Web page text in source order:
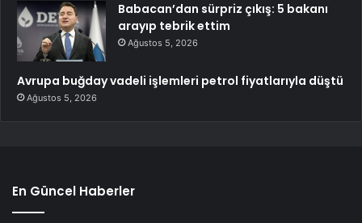
Babacan’dan sürpriz çıkış: 5 bakanı
arayıp tebrik ettim
Ağustos 5, 2026
Avrupa buğday vadeli işlemleri petrol fiyatlarıyla düştü
Ağustos 5, 2026
En Güncel Haberler